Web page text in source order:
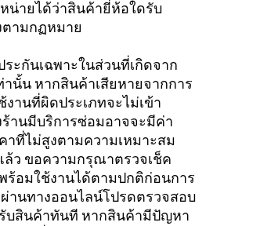
น่ายได้ว่าสินค้ายี่ห้อใดรับ
ตามกฏหมาย
ะกันเฉพาะในส่วนที่เกิดจาก
นั้น หากสินค้าเสียหายจากการ
านที่ผิดประเภทจะไม่เข้า
านมีบริการซ่อมอาจจะมีค่า
าที่ไม่สูงตามความเหมาะสม
ว ขอความกรุณาตรวจเช็ค
อมใช้งานได้ตามปกติก่อนการ
านทางออนไลน์โปรดตรวจสอบ
บสินค้าทันที หากสินค้ามีปัญหา